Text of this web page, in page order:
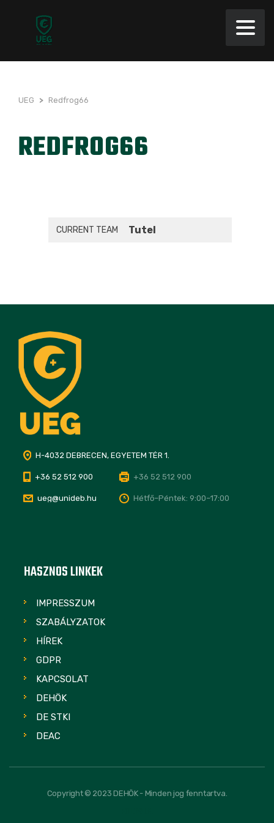
UEG > Redfrog66
REDFROG66
CURRENT TEAM Tutel
H-4032 DEBRECEN, EGYETEM TÉR 1.
+36 52 512 900 +36 52 512 900
ueg@unideb.hu Hétfő–Péntek: 9:00–17:00
HASZNOS LINKEK
IMPRESSZUM
SZABÁLYZATOK
HÍREK
GDPR
KAPCSOLAT
DEHÖK
DE STKI
DEAC
Copyright © 2023 DEHÖK - Minden jog fenntartva.